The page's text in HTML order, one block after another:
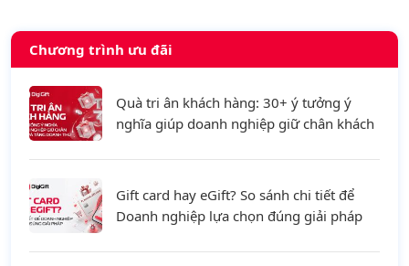
Chương trình ưu đãi
Quà tri ân khách hàng: 30+ ý tưởng ý
nghĩa giúp doanh nghiệp giữ chân khách
Gift card hay eGift? So sánh chi tiết để
Doanh nghiệp lựa chọn đúng giải pháp